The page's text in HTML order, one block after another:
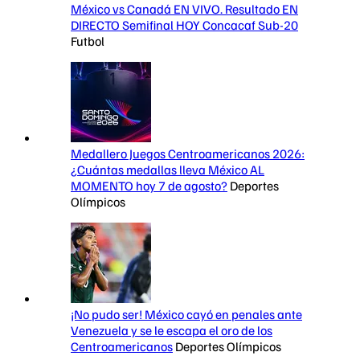
México vs Canadá EN VIVO. Resultado EN
DIRECTO Semifinal HOY Concacaf Sub-20
Futbol
Medallero Juegos Centroamericanos 2026:
¿Cuántas medallas lleva México AL
MOMENTO hoy 7 de agosto? Deportes
Olímpicos
¡No pudo ser! México cayó en penales ante
Venezuela y se le escapa el oro de los
Centroamericanos Deportes Olímpicos